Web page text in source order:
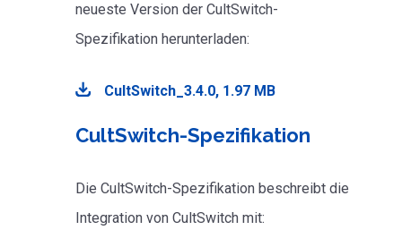
neueste Version der CultSwitch-
Spezifikation herunterladen:
CultSwitch_3.4.0, 1.97 MB
CultSwitch-Spezifikation
Die CultSwitch-Spezifikation beschreibt die
Integration von CultSwitch mit: